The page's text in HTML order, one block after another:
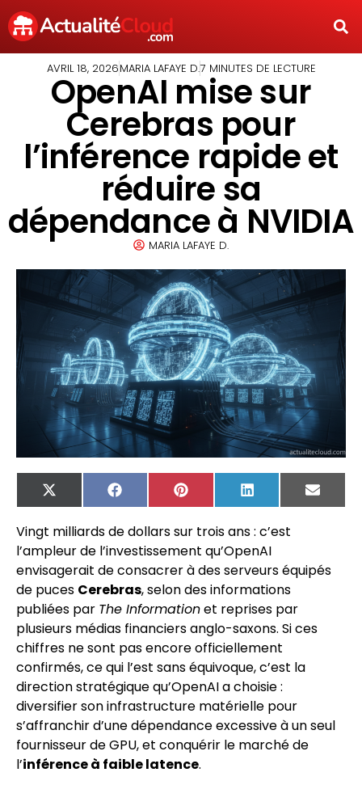
AVRIL 18, 2026MARIA LAFAYE D.7 MINUTES DE LECTURE
OpenAI mise sur
Cerebras pour
l’inférence rapide et
réduire sa
dépendance à NVIDIA
MARIA LAFAYE D.
X
(Twitter)
FacebookPinterest LinkedIn
Email
Vingt milliards de dollars sur trois ans : c’est
l’ampleur de l’investissement qu’OpenAI
envisagerait de consacrer à des serveurs équipés
de puces Cerebras, selon des informations
publiées par The Informationet reprises par
plusieurs médias financiers anglo-saxons. Si ces
chiffres ne sont pas encore officiellement
confirmés, ce qui l’est sans équivoque, c’est la
direction stratégique qu’OpenAI a choisie :
diversifier son infrastructure matérielle pour
s’affranchir d’une dépendance excessive à un seul
fournisseur de GPU, et conquérir le marché de
l’inférence à faible latence.